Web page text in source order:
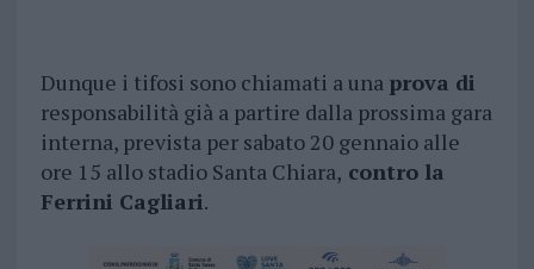
Dunque i tifosi sono chiamati a una prova di
responsabilità già a partire dalla prossima gara
interna, prevista per sabato 20 gennaio alle
ore 15 allo stadio Santa Chiara, contro la
Ferrini Cagliari.